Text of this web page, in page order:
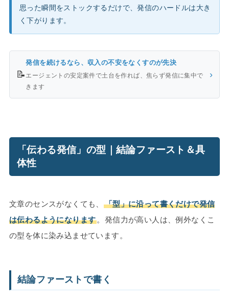
思った瞬間をストックするだけで、発信のハードルは大き
く下がります。
📝
発信を続けるなら、収入の不安をなくすのが先決
エージェントの安定案件で土台を作れば、焦らず発信に集中で
きます
›
「伝わる発信」の型｜結論ファースト＆具
体性
文章のセンスがなくても、
「型」に沿って書くだけで発信
は伝わるようになります 。発信力が高い人は、例外なくこ
の型を体に染み込ませています。
結論ファーストで書く